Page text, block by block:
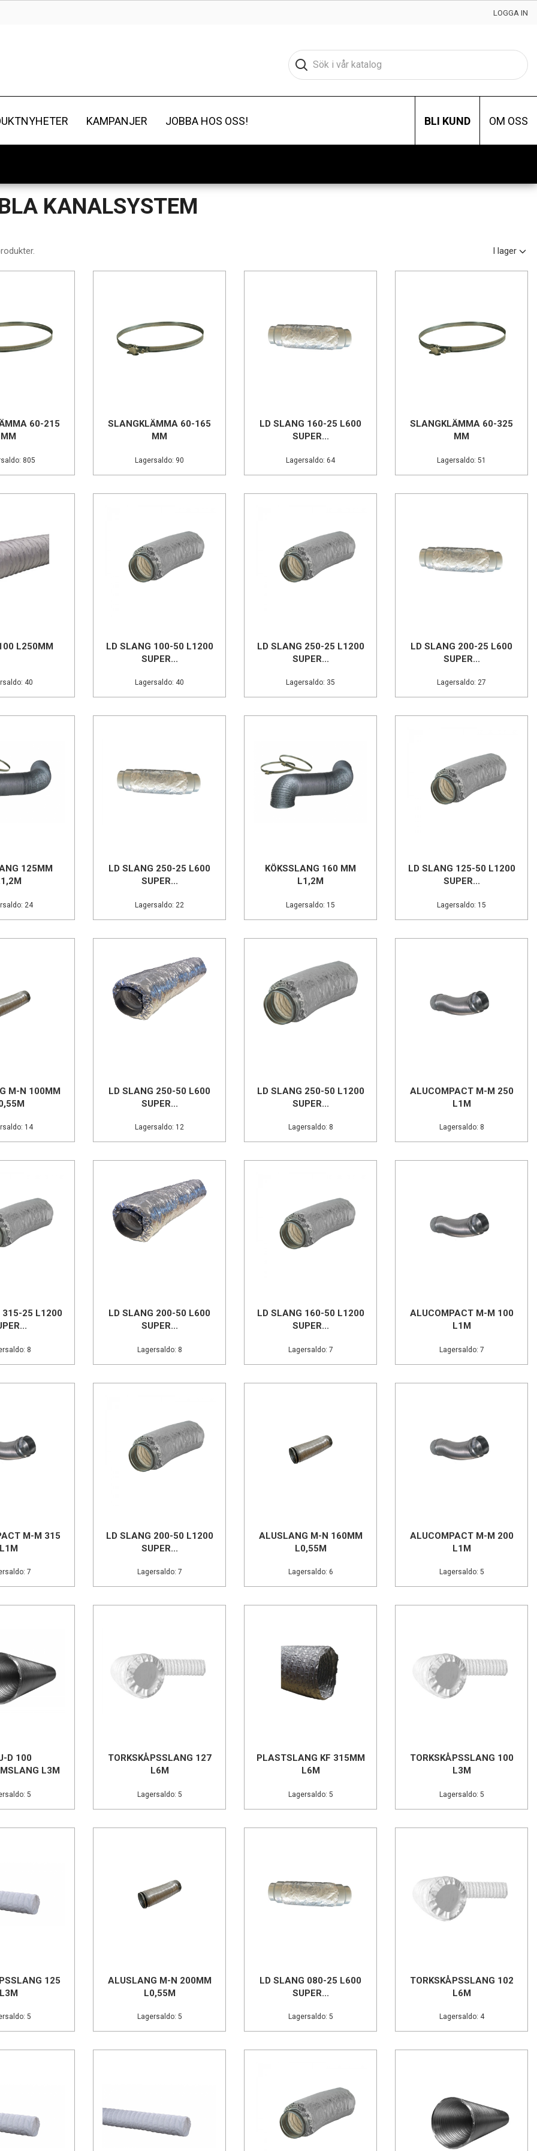
LOGGA IN
KAMPANJER OM OSS
BLI KUND
JOBBA HOS OSS!
KANALSYSTEM
I lager
60-215
MM
805
SLANGKLÄMMA 60-165
MM
Lagersaldo: 90
LD SLANG 160-25 L600
SUPER...
Lagersaldo: 64
SLANGKLÄMMA 60-325
MM
Lagersaldo: 51
L250MM
40
LD SLANG 100-50 L1200
SUPER...
Lagersaldo: 40
LD SLANG 250-25 L1200
SUPER...
Lagersaldo: 35
LD SLANG 200-25 L600
SUPER...
Lagersaldo: 27
125MM
24
LD SLANG 250-25 L600
SUPER...
Lagersaldo: 22
KÖKSSLANG 160 MM
L1,2M
Lagersaldo: 15
LD SLANG 125-50 L1200
SUPER...
Lagersaldo: 15
M-N 100MM
14
LD SLANG 250-50 L600
SUPER...
Lagersaldo: 12
LD SLANG 250-50 L1200
SUPER...
Lagersaldo: 8
ALUCOMPACT M-M 250
L1M
Lagersaldo: 8
315-25 L1200
8
LD SLANG 200-50 L600
SUPER...
Lagersaldo: 8
LD SLANG 160-50 L1200
SUPER...
Lagersaldo: 7
ALUCOMPACT M-M 100
L1M
Lagersaldo: 7
M-M 315
L1M
7
LD SLANG 200-50 L1200
SUPER...
Lagersaldo: 7
ALUSLANG M-N 160MM
L0,55M
Lagersaldo: 6
ALUCOMPACT M-M 200
L1M
Lagersaldo: 5
D 100
L3M
5
TORKSKÅPSSLANG 127
L6M
Lagersaldo: 5
PLASTSLANG KF 315MM
L6M
Lagersaldo: 5
TORKSKÅPSSLANG 100
L3M
Lagersaldo: 5
125
L3M
5
ALUSLANG M-N 200MM
L0,55M
Lagersaldo: 5
LD SLANG 080-25 L600
SUPER...
Lagersaldo: 5
TORKSKÅPSSLANG 102
L6M
Lagersaldo: 4